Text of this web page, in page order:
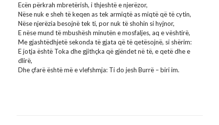
Ecën përkrah mbretërish, i thjeshtë e njerëzor,
Nëse nuk e sheh të keqen as tek armiqtë as miqtë që të cytin,
Nëse njerëzia besojnë tek ti, por nuk të shohin si hyjnor,
E nëse mund të mbushësh minutën e mosfaljes, aq e vështirë,
Me gjashtëdhjetë sekonda të gjata që të qetësojnë, si shërim:
E jotja është Toka dhe gjithçka që gjëndet në të, e qetë dhe e
dlirë,
Dhe çfarë është më e vlefshmja: Ti do jesh Burrë – biri im.